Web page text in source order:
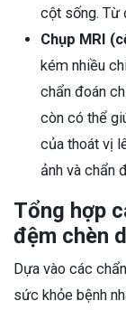
cột sống. Từ
Chụp MRI
kém nhiều
chẩn đoán
còn có thể
của thoát vị
ảnh và chẩn
Tổng hợp
đệm chèn
Dựa vào các
sức khỏe bệnh